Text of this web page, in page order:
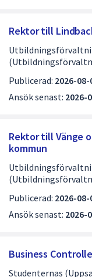
Rektor till
Publicerad: 2026-08-
Ansök senast: 2026-
Rektor till Vänge
kommun
Publicerad: 2026-08-
Ansök senast: 2026-
Business
Studenternas